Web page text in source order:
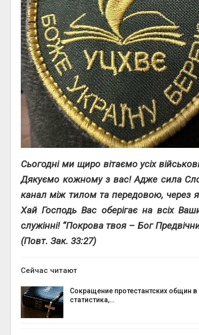
Сьогодні ми щиро вітаємо усіх
Дякуємо кожному з вас! Адже сила
канал між тилом та передовою, через
Хай Господь Вас оберігає на всіх
служінні! “Покрова твоя – Бог
(Повт. Зак. 33:27)
Сейчас читают
Сокращение протестантских общин в
статистика,…